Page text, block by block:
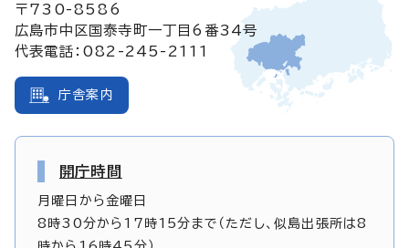
〒730-8586
広島市中区国泰寺町一丁目6番34号
代表電話：082-245-2111
庁舎案内
開庁時間
月曜日から金曜日
8時30分から17時15分まで（ただし、似島出張所は8